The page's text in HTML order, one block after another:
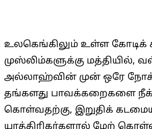
உலகெங்கிலும் உள்ள
முஸ்லிம்களுக்கு மத்தியில்,
அல்லாஹ்வின் முன் ஒரே
தங்களது பாவக்கறைகளை
கொள்வதற்கு, இறுதிக்